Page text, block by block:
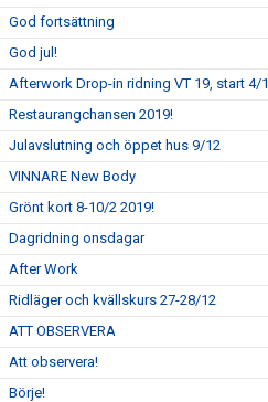
God fortsättning
God jul!
Afterwork Drop-in ridning VT 19, start 4/1
Restaurangchansen 2019!
Julavslutning och öppet hus 9/12
VINNARE New Body
Grönt kort 8-10/2 2019!
Dagridning onsdagar
After Work
Ridläger och kvällskurs 27-28/12
ATT OBSERVERA
Att observera!
Börje!